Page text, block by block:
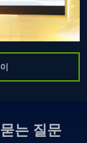
는 질문